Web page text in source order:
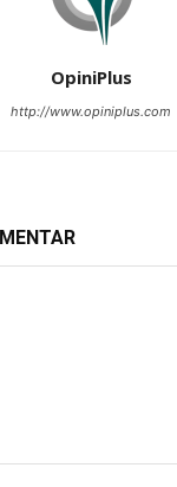
OpiniPlus
http://www.opiniplus.com